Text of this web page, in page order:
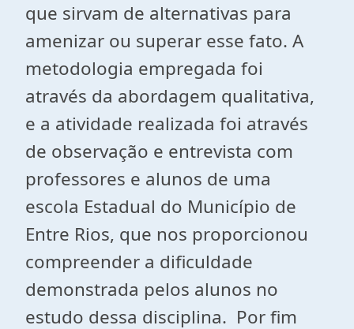
que sirvam de alternativas para
amenizar ou superar esse fato. A
metodologia empregada foi
através da abordagem qualitativa,
e a atividade realizada foi através
de observação e entrevista com
professores e alunos de uma
escola Estadual do Município de
Entre Rios, que nos proporcionou
compreender a dificuldade
demonstrada pelos alunos no
estudo dessa disciplina. Por fim